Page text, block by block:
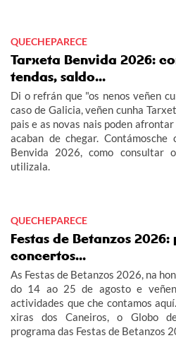
QUECHEPARECE
Tarxeta Benvida 2026:
tendas, saldo...
Di o refrán que "os nenos veñen
caso de Galicia, veñen cunha
pais e as novas nais poden
acaban de chegar.
Benvida 2026, como consultar
utilizala.
QUECHEPARECE
Festas de Betanzos
concertos...
As Festas de Betanzos 2026, na
do 14 ao 25 de agosto e
actividades que che contamos
xiras dos Caneiros, o Globo
programa das Festas de Betanzos